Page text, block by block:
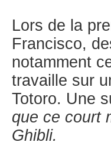
Lors de la
Francisco,
notamment
travaille sur
Totoro. Une
que ce court
Ghibli.